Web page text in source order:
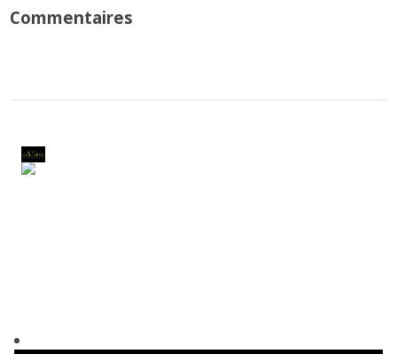
Commentaires